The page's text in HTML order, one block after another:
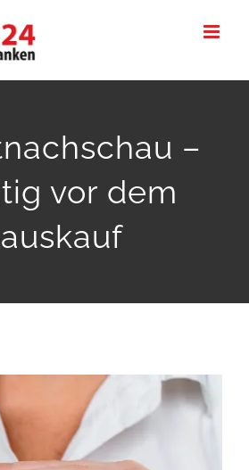
–
vor dem